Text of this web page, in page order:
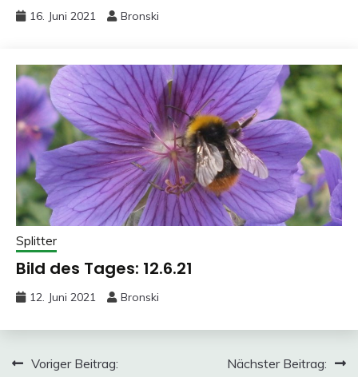
16. Juni 2021 Bronski
Splitter
Bild des Tages: 12.6.21
12. Juni 2021 Bronski
Beitragsnavigation
Voriger Beitrag:
Nächster Beitrag: